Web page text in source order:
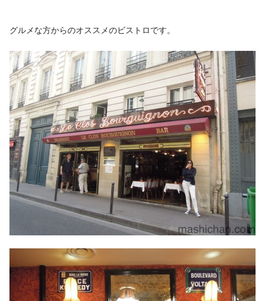
グルメな方からのオススメのビストロです。